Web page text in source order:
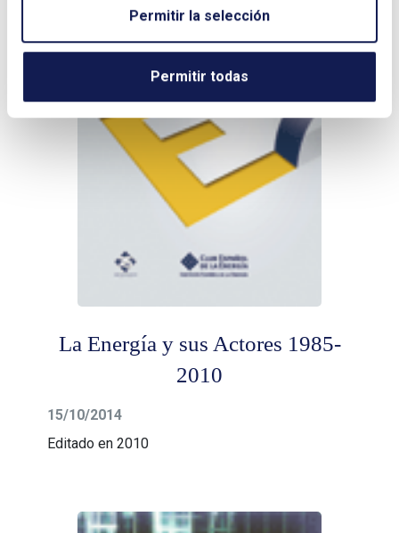
Permitir la selección
Permitir todas
La Energía y sus Actores 1985-
2010
15/10/2014
Editado en 2010